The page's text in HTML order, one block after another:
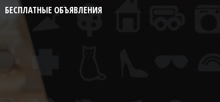
БЕСПЛАТНЫЕ ОБЪЯВЛЕНИЯ